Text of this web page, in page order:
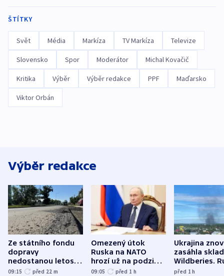
ŠTÍTKY
Svět Média Markíza TV Markíza Televize
Slovensko Spor Moderátor Michal Kovačič
Kritika Výběr Výběr redakce PPF Maďarsko
Viktor Orbán
Výběr redakce
Ze státního fondu
dopravy
nedostanou letos
kraje na silnice ani
09:15 před 22 m
Omezený útok
Ruska na NATO
hrozí už na podzim,
varují tajné služby
09:05 před 1 h
Ukrajina
zasáhla
Wildberies.
útočili v
před 1h